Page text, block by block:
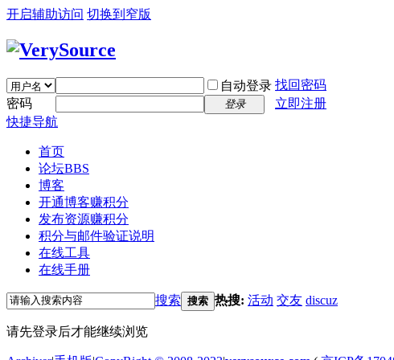
开启辅助访问 切换到窄版
自动登录 找回密码
密码
登录
立即注册
快捷导航
首页
论坛BBS
博客
开通博客赚积分
发布资源赚积分
积分与邮件验证说明
在线工具
在线手册
搜索 搜索 热搜: 活动 交友 discuz
请先登录后才能继续浏览